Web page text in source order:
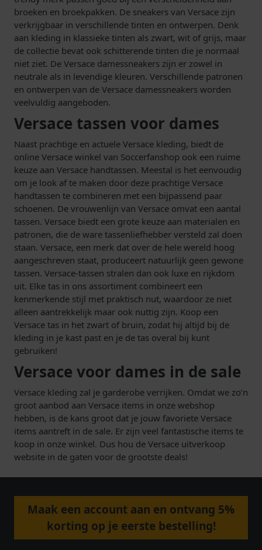
broeken en broekpakken. De sneakers van Versace zijn
verkrijgbaar in verschillende tinten en ontwerpen. Denk
aan kleding in klassieke tinten als zwart, wit of grijs, maar
de collectie bevat ook schitterende tinten die je normaal
niet ziet. De Versace damessneakers zijn er zowel in
neutrale als in levendige kleuren. Verschillende patronen
en ontwerpen van de Versace damessneakers worden
veelvuldig aangeboden.
Versace tassen voor dames
Naast prachtige en actuele Versace kleding, biedt de
online Versace winkel van Soccerfanshop ook een ruime
keuze aan Versace handtassen. Meestal is het eenvoudig
om je look af te maken door deze prachtige Versace
handtassen te combineren met een bijpassend paar
schoenen. De vrouwenlijn van Versace omvat een aantal
tassen. Versace biedt een grote keuze aan materialen en
patronen, die de ware tassenliefhebber versteld zal doen
staan. Versace, een merk dat over de hele wereld hoog
aangeschreven staat, produceert natuurlijk geen gewone
tassen. Versace-tassen stralen dan ook luxe en rijkdom
uit. Elke tas in ons assortiment combineert een
kenmerkende stijl met praktisch nut, waardoor ze niet
alleen aantrekkelijk maar ook nuttig zijn. Koop een
Versace tas in het zwart of bruin, zodat hij altijd bij de
kleding in je kast past en je de tas overal bij kunt
gebruiken!
Versace voor dames in de sale
Versace kleding zal je garderobe verrijken. Omdat we zo’n
groot aanbod aan Versace items in onze webshop
hebben, is de kans groot dat je jouw favoriete Versace
items aantreft in de sale. Er zijn veel fantastische items te
koop in onze winkel. Dus hou de Versace uitverkoop
website in de gaten voor de grootste deals!
Maak een account aan en ontvang 5%
korting op je eerste bestelling!